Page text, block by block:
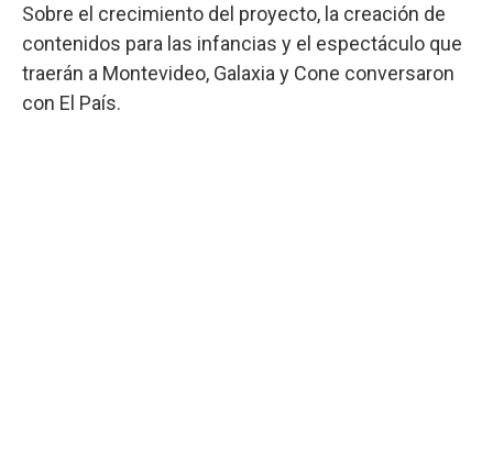
Sobre el crecimiento del proyecto, la creación de
contenidos para las infancias y el espectáculo que
traerán a Montevideo, Galaxia y Cone conversaron
con El País.